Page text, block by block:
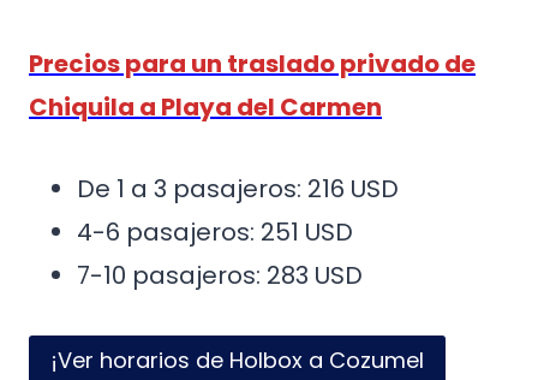
Precios para un traslado privado de
Chiquila a Playa del Carmen
De 1 a 3 pasajeros: 216 USD
4-6 pasajeros: 251 USD
7-10 pasajeros: 283 USD
¡Ver horarios de Holbox a Cozumel